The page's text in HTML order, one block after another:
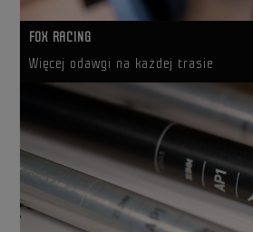
FOX RACING
Więcej odawgi na każdej trasie